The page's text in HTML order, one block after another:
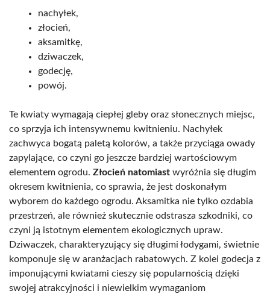
nachyłek,
złocień,
aksamitkę,
dziwaczek,
godecję,
powój.
Te kwiaty wymagają ciepłej gleby oraz słonecznych miejsc,
co sprzyja ich intensywnemu kwitnieniu. Nachyłek
zachwyca bogatą paletą kolorów, a także przyciąga owady
zapylające, co czyni go jeszcze bardziej wartościowym
elementem ogrodu. Złocień natomiast wyróżnia się długim
okresem kwitnienia, co sprawia, że jest doskonałym
wyborem do każdego ogrodu. Aksamitka nie tylko ozdabia
przestrzeń, ale również skutecznie odstrasza szkodniki, co
czyni ją istotnym elementem ekologicznych upraw.
Dziwaczek, charakteryzujący się długimi łodygami, świetnie
komponuje się w aranżacjach rabatowych. Z kolei godecja z
imponującymi kwiatami cieszy się popularnością dzięki
swojej atrakcyjności i niewielkim wymaganiom